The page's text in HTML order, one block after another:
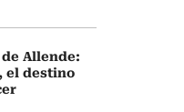
Allende:
el destino